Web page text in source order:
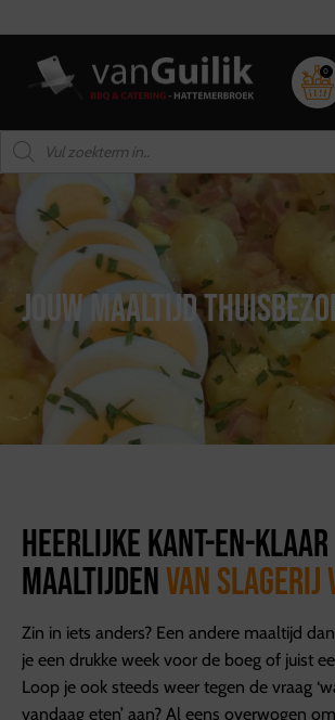
0
Jouw maaltijd
Heerlijke kant-en-klaar
maaltijdenvan Slagerij
Zin in iets anders? Een andere maaltijd
je een drukke week voor de boeg of juist
Loop je ook steeds weer tegen de vraag
vandaag eten’ aan? Al eens overwogen